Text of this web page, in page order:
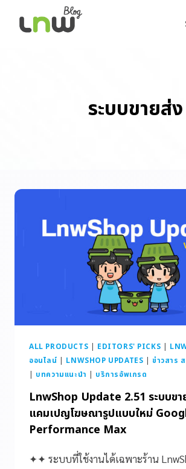
ระบบขายส่ง
ALL PRODUCTS | EDITORS' PICKS |
ออนไลน์ | LNWSHOP UPDATES |ข่าวสาร
| บทความแนะนำ | บริการอัพเกรด
LnwShop Update 2.51 ระบบขา
แคมเปญโฆษณารูปแบบใหม่
Performance Max
✦✦ ระบบที่ใช้งานได้เฉพาะร้าน